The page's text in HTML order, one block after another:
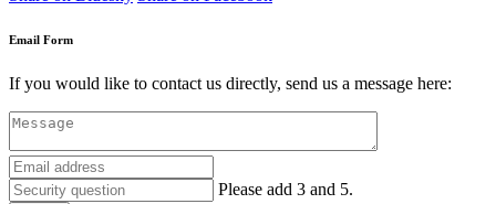
Email Form
If you would like to contact us directly, send us a message here:
Please add 3 and 5.